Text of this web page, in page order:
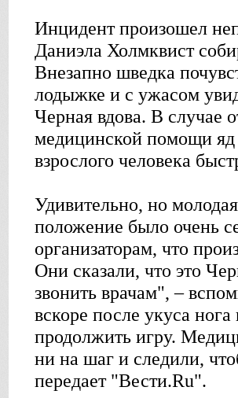
Инцидент произошел
Даниэла Холмквист
Внезапно шведка
лодыжке и с ужасом
Черная вдова. В случае
медицинской помощи яд
взрослого человека
Удивительно, но
положение было очень
организаторам, что
Они сказали, что это
звонить врачам", –
вскоре после укуса нога
продолжить игру.
ни на шаг и следили,
передает "Вести.Ru".